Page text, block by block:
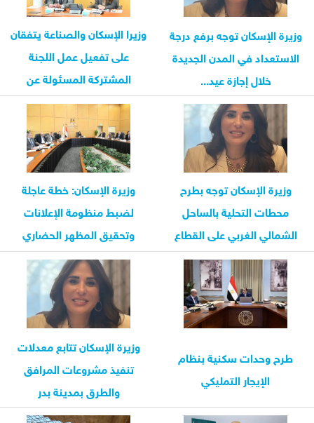
وزيرة الإسكان توجه برفع درجة
الاستعداد في المدن الجديدة
خلال إجازة عيد...
وزيرا الإسكان والصناعة يتفقان
على تفعيل عمل اللجنة
المشتركة المسئولة عن
تخصيص...
وزيرة الإسكان توجه بطرح
محطات التحلية بالساحل
الشمالي الغربي على القطاع
الخاص...
وزيرة الإسكان: خطة عاجلة
لضبط منظومة الإعلانات
وتحقيق المظهر الحضاري
للطرق
طرح وحدات سكنية بنظام
الإيجار التمليكي
وزيرة الإسكان تتابع معدلات
تنفيذ مشروعات المرافق
والطرق بمدينة بدر